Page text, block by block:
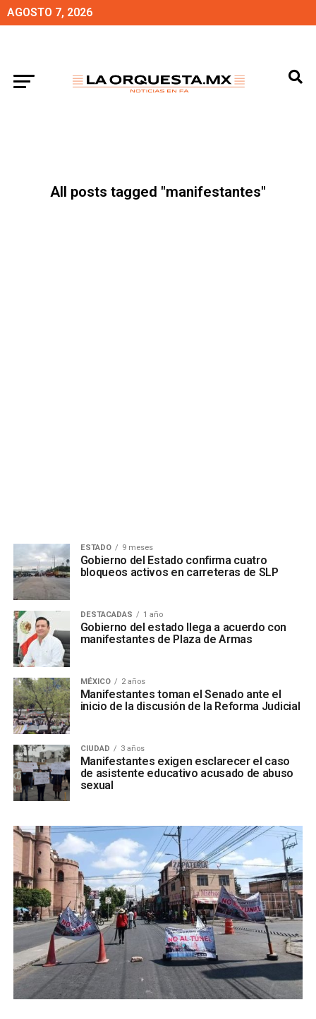
AGOSTO 7, 2026
All posts tagged "manifestantes"
ESTADO 9 meses
Gobierno del Estado confirma cuatro
bloqueos activos en carreteras de SLP
DESTACADAS 1 año
Gobierno del estado llega a acuerdo con
manifestantes de Plaza de Armas
MÉXICO 2 años
Manifestantes toman el Senado ante el
inicio de la discusión de la Reforma Judicial
CIUDAD 3 años
Manifestantes exigen esclarecer el caso
de asistente educativo acusado de abuso
sexual